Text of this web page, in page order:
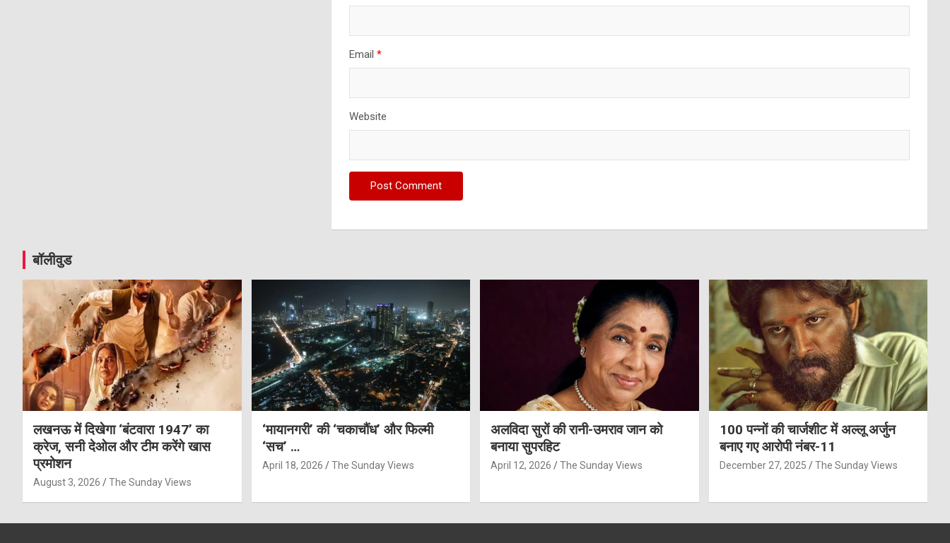
Email *
Website
बॉलीवुड
लखनऊ में दिखेगा ‘बंटवारा 1947’ का
क्रेज, सनी देओल और टीम करेंगे खास
प्रमोशन
August 3, 2026 The Sunday Views
‘मायानगरी’ की ‘चकाचौंध’ और फिल्मी
‘सच’ …
April 18, 2026 The Sunday Views
अलविदा सुरों की रानी-उमराव जान को
बनाया सुपरहिट
April 12, 2026 The Sunday Views
100 पन्नों की चार्जशीट में अल्लू अर्जुन
बनाए गए आरोपी नंबर-11
December 27, 2025 The Sunday Views